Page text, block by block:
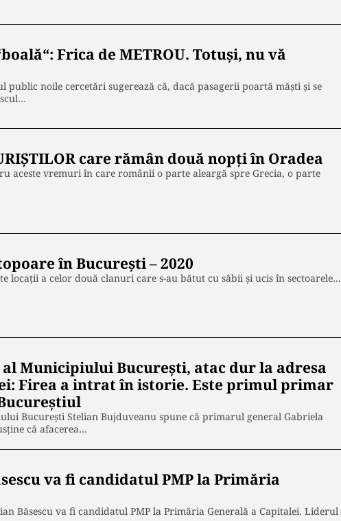
Frica de METROU. Totuși, nu vă
noile cercetări sugerează că, dacă pasagerii poartă măști și se
care rămân două nopţi în Oradea
aceste vremuri în care românii o parte aleargă spre Grecia, o parte
în București – 2020
locații a celor două clanuri care s-au bătut cu sâbii și ucis în sectoarele…
Municipiului Bucureşti, atac dur la adresa
Firea a intrat în istorie. Este primul primar
Bucureşti Stelian Bujduveanu spune că primarul general Gabriela
că afacerea…
va fi candidatul PMP la Primăria
Băsescu va fi candidatul PMP la Primăria Generală a Capitalei. Liderul